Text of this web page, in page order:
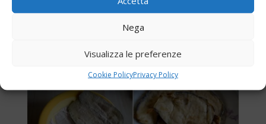
Nega
Visualizza le preferenze
Cookie PolicyPrivacy Policy
Ricoprite infine con altre fette di
Per concludere infornate a 200° per 20